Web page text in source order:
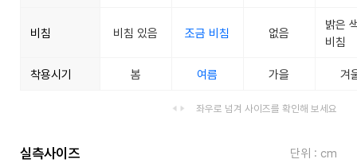
비침 비침 있음 조금 비침 없음
밝은
비침
착용시기 봄 여름 가을 겨
좌우로 넘겨 사이즈를 확인해 보세요
실측사이즈
단위 : cm